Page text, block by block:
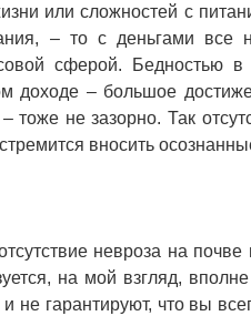
или сложностей с
– то с деньгами все
сферой. Бедностью
доходе – большое
тоже не зазорно. Так
вносить
невроза на
на мой взгляд,
не гарантируют, что вы